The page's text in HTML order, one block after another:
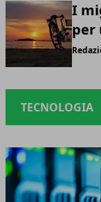
I
per
TECNOLOGIA